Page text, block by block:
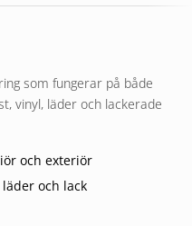
som fungerar på både
vinyl, läder och lackerade
och exteriör
och lack